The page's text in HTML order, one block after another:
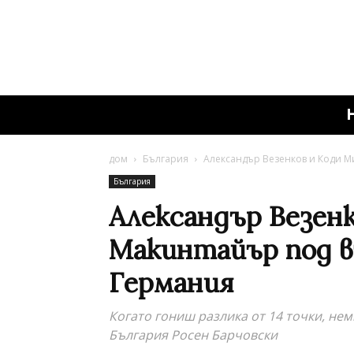
дом България Александър Везенков и Коди
България
Александър
Макинтайър под
Германия
Когато гониш разлика от 14 точки,
България Росен Барчовски